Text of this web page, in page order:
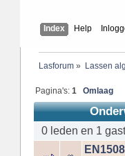
Index Help
Lasforum» Lassen
Pagina's:1 Omlaag
0 leden en 1